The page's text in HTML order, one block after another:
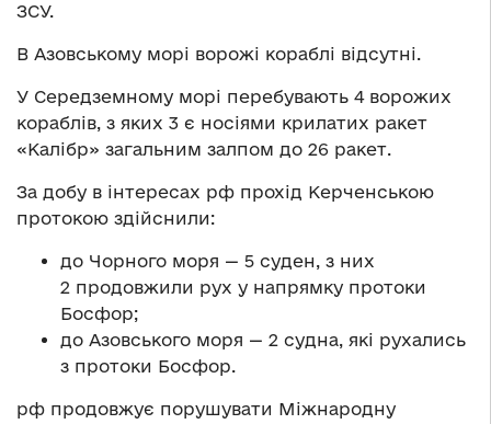
ЗСУ.
В Азовському морі ворожі кораблі відсутні.
У Середземному морі перебувають 4 ворожих
кораблів, з яких 3 є носіями крилатих ракет
«Калібр» загальним залпом до 26 ракет.
За добу в інтересах рф прохід Керченською
протокою здійснили:
до Чорного моря — 5 суден, з них
2 продовжили рух у напрямку протоки
Босфор;
до Азовського моря — 2 судна, які рухались
з протоки Босфор.
рф продовжує порушувати Міжнародну